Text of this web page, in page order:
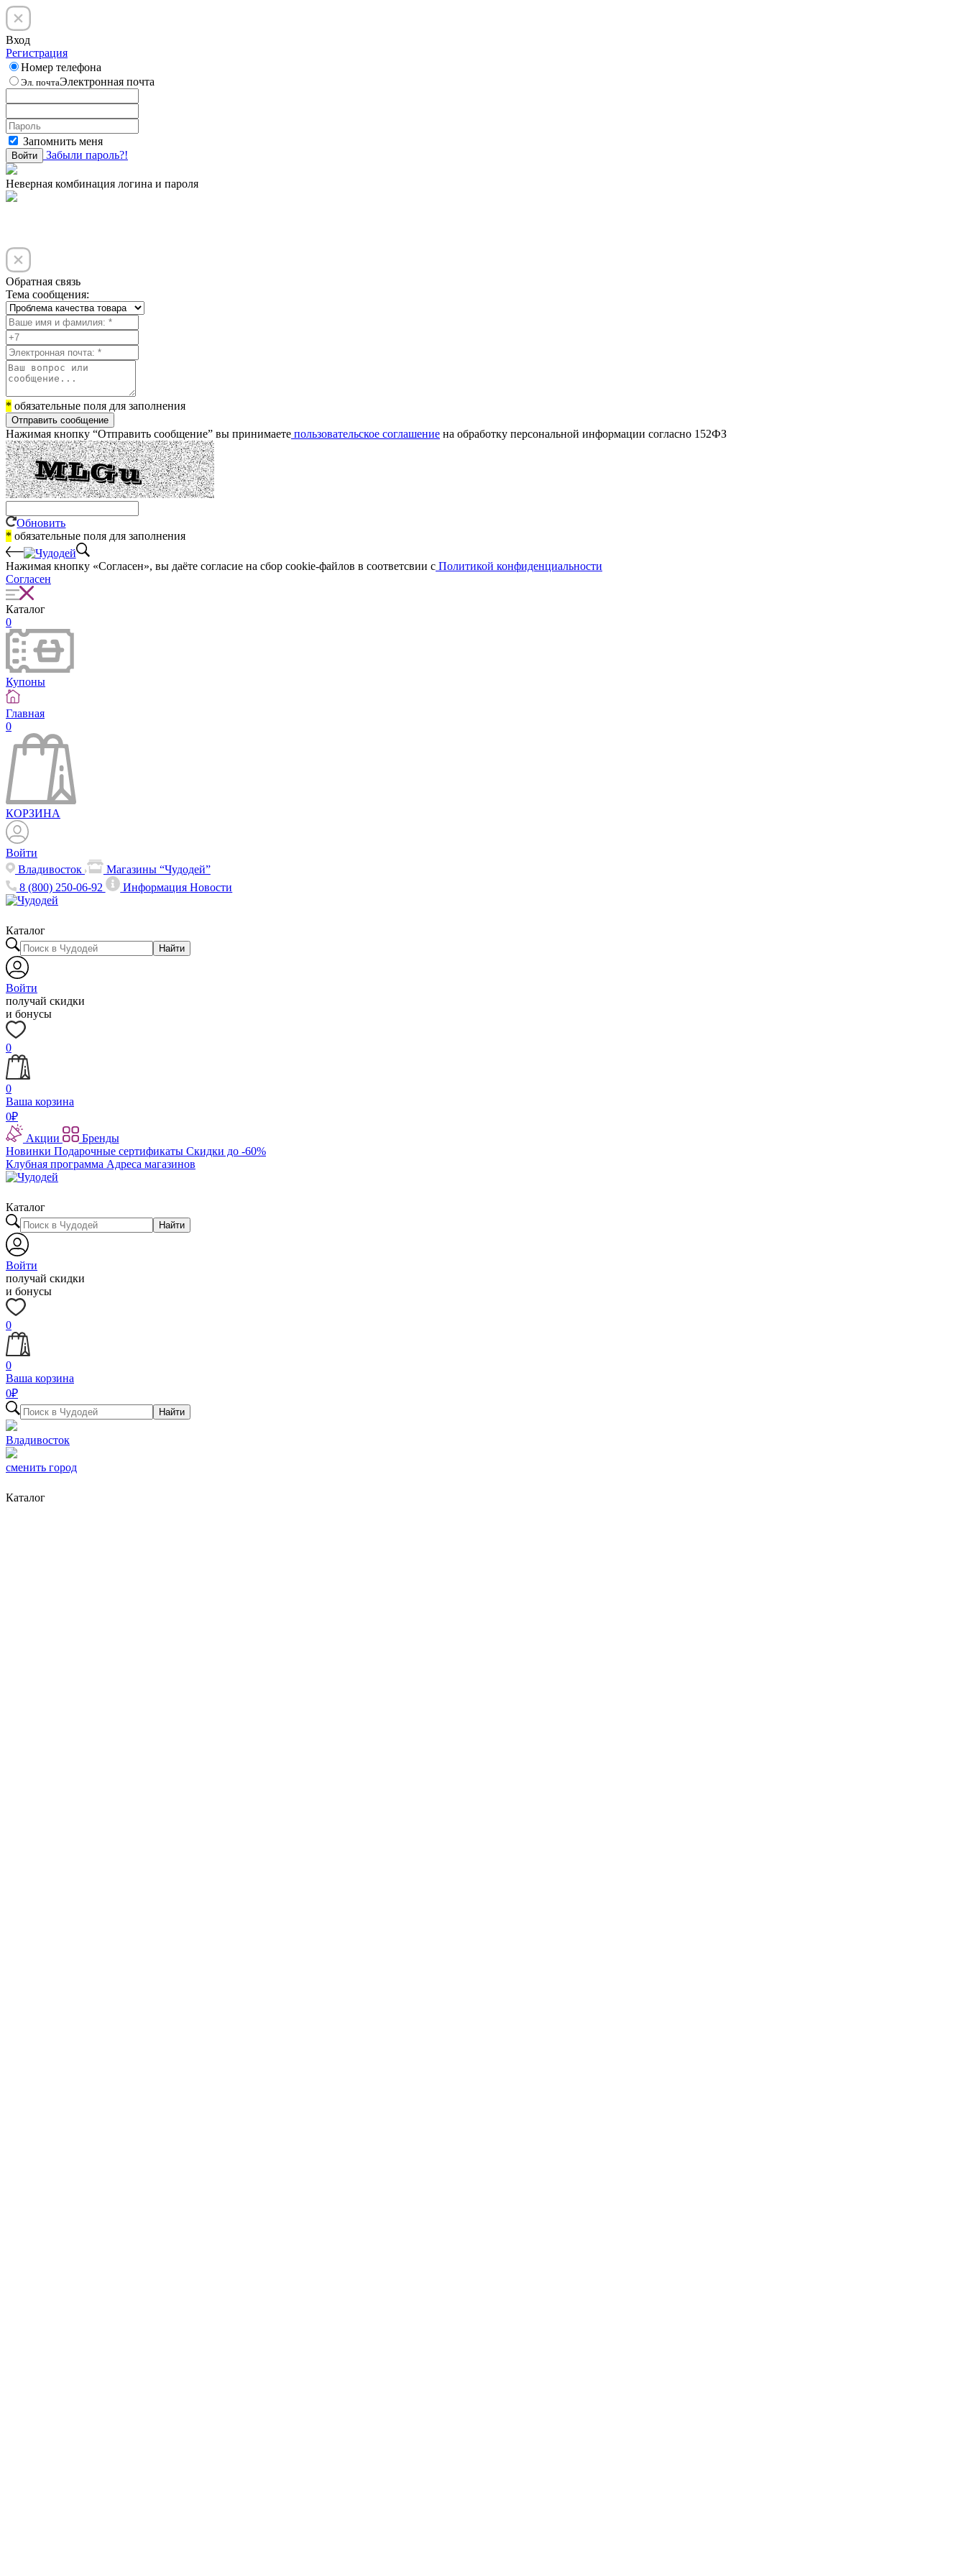
Вход
Регистрация
Номер телефона
Эл. почтаЭлектронная почта
Запомнить меня
Войти Забыли пароль?!
Неверная комбинация логина и пароля
Обратная связь
Тема сообщения:
* обязательные поля для заполнения
Отправить сообщение
Нажимая кнопку “Отправить сообщение” вы принимаете пользовательское соглашение на обработку персональной информации согласно 152ФЗ
Обновить
* обязательные поля для заполнения
Нажимая кнопку «Согласен», вы даёте cогласие на сбор cookie-файлов в соответсвии с Политикой конфиденциальности
Согласен
Каталог
0
Купоны
Главная
0
КОРЗИНА
Войти
Владивосток
Магазины “Чудодей”
8 (800) 250-06-92
ИнформацияНовости
Каталог
Найти
Войти
получай скидки
и бонусы
0
0
Ваша корзина
0₽
Акции
Бренды
Новинки Подарочные сертификаты Скидки до -60%
Клубная программа Адреса магазинов
Каталог
Найти
Войти
получай скидки
и бонусы
0
0
Ваша корзина
0₽
Найти
Владивосток
сменить город
Каталог